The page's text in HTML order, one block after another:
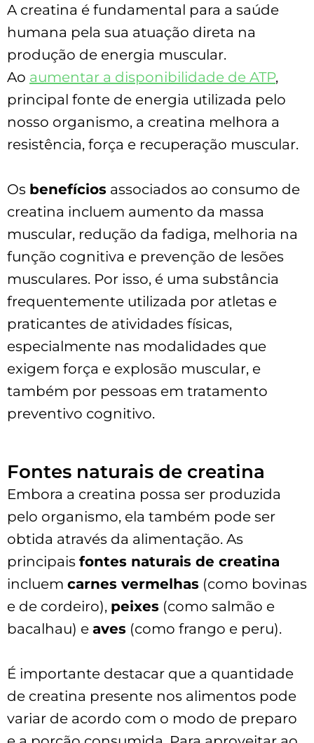
A creatina é fundamental para a saúde
humana pela sua atuação direta na
produção de energia muscular.
Ao aumentar a disponibilidade de ATP,
principal fonte de energia utilizada pelo
nosso organismo, a creatina melhora a
resistência, força e recuperação muscular.
Os benefícios associados ao consumo de
creatina incluem aumento da massa
muscular, redução da fadiga, melhoria na
função cognitiva e prevenção de lesões
musculares. Por isso, é uma substância
frequentemente utilizada por atletas e
praticantes de atividades físicas,
especialmente nas modalidades que
exigem força e explosão muscular, e
também por pessoas em tratamento
preventivo cognitivo.
Fontes naturais de creatina
Embora a creatina possa ser produzida
pelo organismo, ela também pode ser
obtida através da alimentação. As
principais fontes naturais de creatina
incluem carnes vermelhas (como bovinas
e de cordeiro), peixes (como salmão e
bacalhau) e aves (como frango e peru).
É importante destacar que a quantidade
de creatina presente nos alimentos pode
variar de acordo com o modo de preparo